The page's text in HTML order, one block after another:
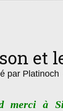
et
par Platinoch
merci à